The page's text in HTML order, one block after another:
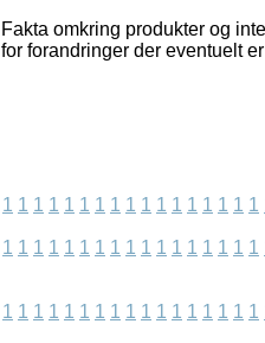
Fakta omkring produkter og
for forandringer der eventuelt
1 1 1 1 1 1 1 1 1 1 1 1 1 1 1 1 1
1 1 1 1 1 1 1 1 1 1 1 1 1 1 1 1 1
1 1 1 1 1 1 1 1 1 1 1 1 1 1 1 1 1